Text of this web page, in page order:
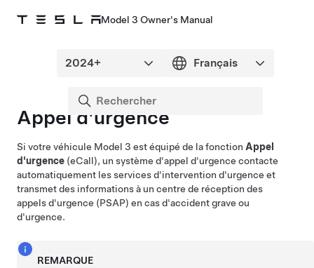
Model 3 Owner's Manual
Appel d'urgence
Si votre véhicule Model 3 est équipé de la fonction Appel
d'urgence (eCall), un système d'appel d'urgence contacte
automatiquement les services d'intervention d'urgence et
transmet des informations à un centre de réception des
appels d'urgence (PSAP) en cas d'accident grave ou
d'urgence.
REMARQUE